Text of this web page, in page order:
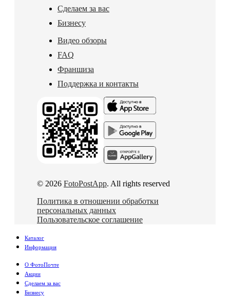
Сделаем за вас
Бизнесу
Видео обзоры
FAQ
Франшиза
Поддержка и контакты
© 2026 FotoPostApp. All rights reserved
Политика в отношении обработки
персональных данных
Пользовательское соглашение
Каталог
Информация
О ФотоПочте
Акции
Сделаем за вас
Бизнесу